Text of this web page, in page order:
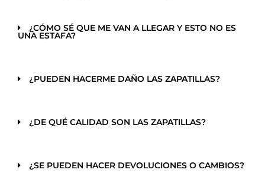
¿CÓMO SÉ QUE ME VAN A LLEGAR Y ESTO NO ES
UNA ESTAFA?
¿PUEDEN HACERME DAÑO LAS ZAPATILLAS?
¿DE QUÉ CALIDAD SON LAS ZAPATILLAS?
¿SE PUEDEN HACER DEVOLUCIONES O CAMBIOS?